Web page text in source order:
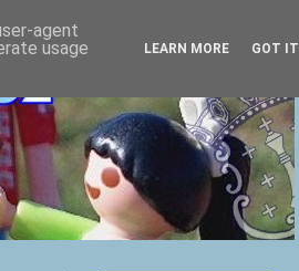
agent
usage
LEARN MORE GOT IT